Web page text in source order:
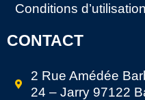
Conditions d’utilisation
CONTACT
2 Rue Amédée
24 – Jarry 97122